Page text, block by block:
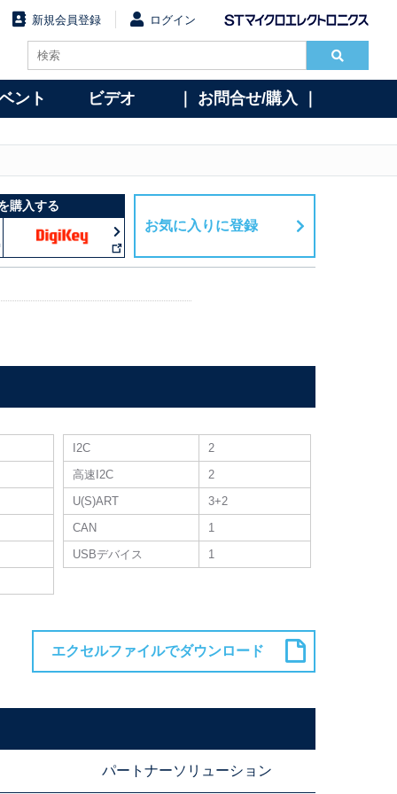
新規会員登録 ログイン
ント ビデオ ｜ お問合せ/購入 ｜
購入する
お気に入りに登録
I2C
2
高速I2C
2
U(S)ART
3+2
CAN
1
USBデバイス
1
パートナーソリューション